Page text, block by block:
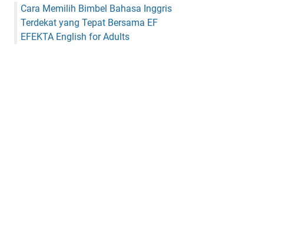
Cara Memilih Bimbel Bahasa Inggris
Terdekat yang Tepat Bersama EF
EFEKTA English for Adults